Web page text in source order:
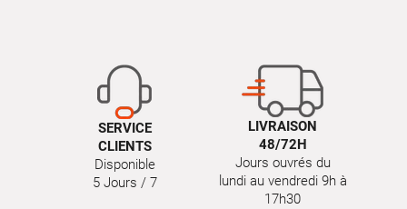
SERVICE
CLIENTS
Disponible
5 Jours / 7
LIVRAISON
48/72H
Jours ouvrés du
lundi au vendredi 9h à
17h30